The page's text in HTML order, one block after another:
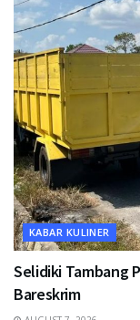
KABAR KULINER
Selidiki Tambang
Bareskrim